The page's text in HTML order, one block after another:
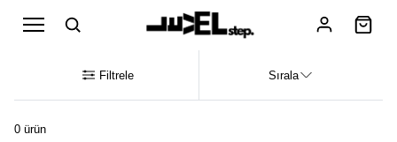
Filtrele Sırala
0 ürün